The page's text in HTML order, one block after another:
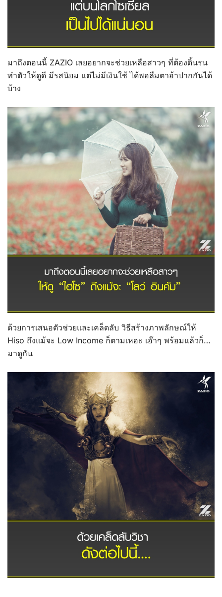
มาถึงตอนนี้ ZAZIO เลยอยากจะช่วยเหลือสาวๆ ที่ต้องดิ้นรน
ทำตัวให้ดูดี มีรสนิยม แต่ไม่มีเงินใช้ ได้พอลืมตาอ้าปากกันได้
บ้าง
ด้วยการเสนอตัวช่วยและเคล็ดลับ วิธีสร้างภาพลักษณ์ให้
Hiso ถึงแม้จะ Low Income ก็ตามเหอะ เอ๊าๆ พร้อมแล้วก็…
มาดูกัน